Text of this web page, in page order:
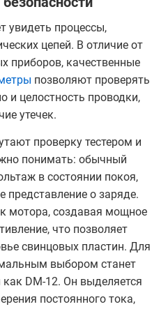
увидеть процессы,
цепей. В отличие от
приборов, качественные
позволяют проверять
и целостность проводки,
утечек.
проверку тестером и
понимать: обычный
в состоянии покоя,
представление о заряде.
мотора, создавая мощное
что позволяет
свинцовых пластин. Для
выбором станет
DM-12. Он выделяется
постоянного тока,